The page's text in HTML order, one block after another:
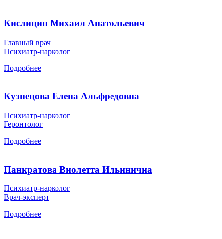
Кислицин Михаил Анатольевич
Главный врач
Психиатр-нарколог
Подробнее
Кузнецова Елена Альфредовна
Психиатр-нарколог
Геронтолог
Подробнее
Панкратова Виолетта Ильинична
Психиатр-нарколог
Врач-эксперт
Подробнее